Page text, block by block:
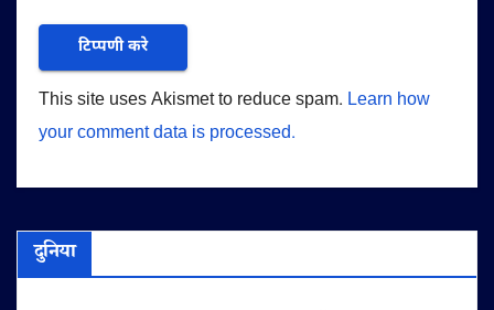
This site uses Akismet to reduce spam. Learn how
your comment data is processed.
दुनिया